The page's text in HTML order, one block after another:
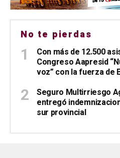
No te pierdas
Con más de 12.500
Congreso Aapresid
voz” con la fuerza de
Seguro Multirriesgo
entregó
sur provincial